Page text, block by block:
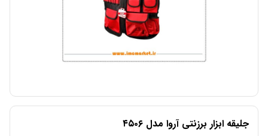
جلیقه ابزار برزنتی آروا مدل ۴۵۰۶